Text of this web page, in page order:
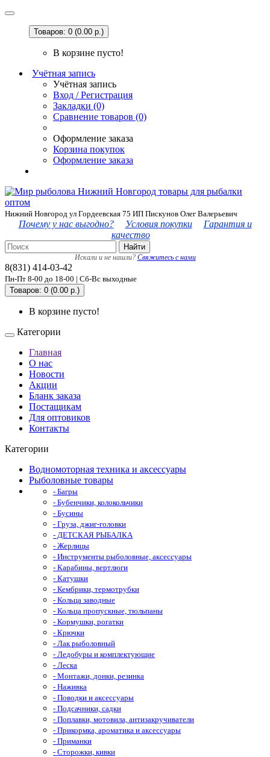
Товаров: 0 (0.00 р.)
В корзине пусто!
Учётная запись
Учётная запись
Вход / Регистрация
Закладки (0)
Сравнение товаров (0)
Оформление заказа
Корзина покупок
Оформление заказа
Нижний Новгород ул Гордеевская 75 ИП Пискунов Олег Валерьевич
Почему у нас выгодно? Условия покупки
Гарантия и
качество
Найти
Искали и не нашли? Свяжитесь с нами
8(831) 414-03-42
Пн-Пт 8-00 до 18-00 | Сб-Вс выходные
Товаров: 0 (0.00 р.)
В корзине пусто!
Категории
Главная
О нас
Новости
Акции
Бланк заказа
Постащикам
Для оптовиков
Контакты
Категории
Водномоторная техника и аксессуары
Рыболовные товары
- Багры
- Бубенчики, колокольчики
- Бусины
- Груза, джиг-головки
- ДЕТСКАЯ РЫБАЛКА
- Жерлицы
- Инструменты рыболовные, аксессуары
- Карабины, вертлюги
- Катушки
- Кембрики, термотрубки
- Кольца заводные
- Кольца пропускные, тюльпаны
- Кормушки, рогатки
- Крючки
- Лак рыболовный
- Ледобуры и комплектующие
- Леска
- Монтажи, донки, резинка
- Наживка
- Поводки и аксессуары
- Подсачники, садки
- Поплавки, мотовила, антизакручиватели
- Прикормка, ароматика и аксессуары
- Приманки
- Сторожки, кивки